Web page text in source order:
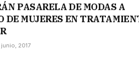
PASARELA DE MODAS A
DE MUJERES EN
junio, 2017